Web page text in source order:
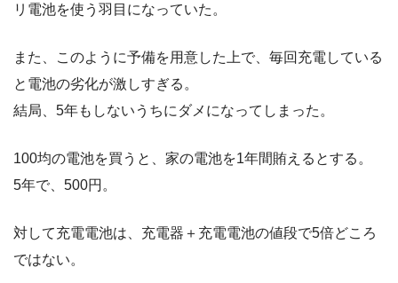
リ電池を使う羽目になっていた。
また、このように予備を用意した上で、毎回充電している
と電池の劣化が激しすぎる。
結局、5年もしないうちにダメになってしまった。
100均の電池を買うと、家の電池を1年間賄えるとする。
5年で、500円。
対して充電電池は、充電器＋充電電池の値段で5倍どころ
ではない。